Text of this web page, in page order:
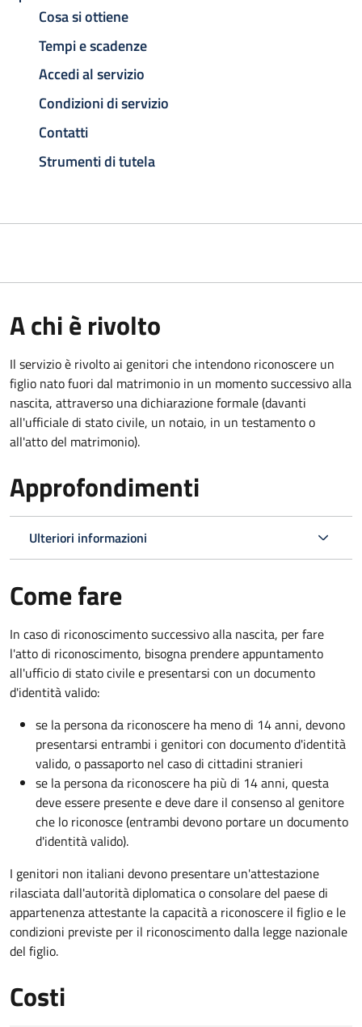
Cosa si ottiene
Tempi e scadenze
Accedi al servizio
Condizioni di servizio
Contatti
Strumenti di tutela
A chi è rivolto
Il servizio è rivolto ai genitori che intendono riconoscere un
figlio nato fuori dal matrimonio in un momento successivo alla
nascita, attraverso una dichiarazione formale (davanti
all'ufficiale di stato civile, un notaio, in un testamento o
all'atto del matrimonio).
Approfondimenti
Ulteriori informazioni
Come fare
In caso di riconoscimento successivo alla nascita, per fare
l'atto di riconoscimento, bisogna prendere appuntamento
all'ufficio di stato civile e presentarsi con un documento
d'identità valido:
se la persona da riconoscere ha meno di 14 anni, devono
presentarsi entrambi i genitori con documento d'identità
valido, o passaporto nel caso di cittadini stranieri
se la persona da riconoscere ha più di 14 anni, questa
deve essere presente e deve dare il consenso al genitore
che lo riconosce (entrambi devono portare un documento
d'identità valido).
I genitori non italiani devono presentare un'attestazione
rilasciata dall'autorità diplomatica o consolare del paese di
appartenenza attestante la capacità a riconoscere il figlio e le
condizioni previste per il riconoscimento dalla legge nazionale
del figlio.
Costi